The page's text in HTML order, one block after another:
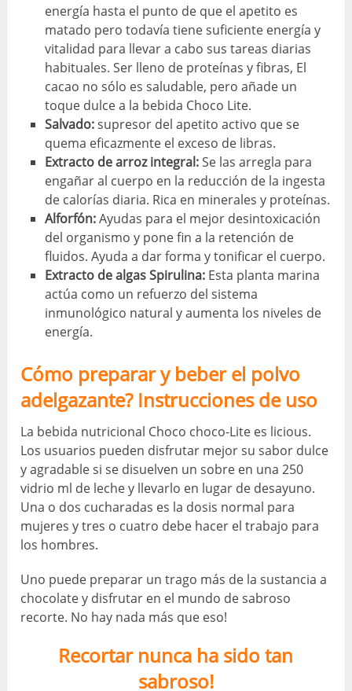
energía hasta el punto de que el apetito es
matado pero todavía tiene suficiente energía y
vitalidad para llevar a cabo sus tareas diarias
habituales. Ser lleno de proteínas y fibras, El
cacao no sólo es saludable, pero añade un
toque dulce a la bebida Choco Lite.
Salvado:supresor del apetito activo que se
quema eficazmente el exceso de libras.
Extracto de arroz integral:Se las arregla para
engañar al cuerpo en la reducción de la ingesta
de calorías diaria. Rica en minerales y proteínas.
Alforfón:Ayudas para el mejor desintoxicación
del organismo y pone fin a la retención de
fluidos. Ayuda a dar forma y tonificar el cuerpo.
Extracto de algas Spirulina: Esta planta marina
actúa como un refuerzo del sistema
inmunológico natural y aumenta los niveles de
energía.
Cómo preparar y beber el polvo
adelgazante? Instrucciones de uso
La bebida nutricional Choco choco-Lite es licious.
Los usuarios pueden disfrutar mejor su sabor dulce
y agradable si se disuelven un sobre en una 250
vidrio ml de leche y llevarlo en lugar de desayuno.
Una o dos cucharadas es la dosis normal para
mujeres y tres o cuatro debe hacer el trabajo para
los hombres.
Uno puede preparar un trago más de la sustancia a
chocolate y disfrutar en el mundo de sabroso
recorte. No hay nada más que eso!
Recortar nunca ha sido tan
sabroso!